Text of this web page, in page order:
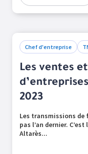
Chef d'entreprise
Les ventes
2023
Les transmissions de
pas l’an dernier.
Altarès...